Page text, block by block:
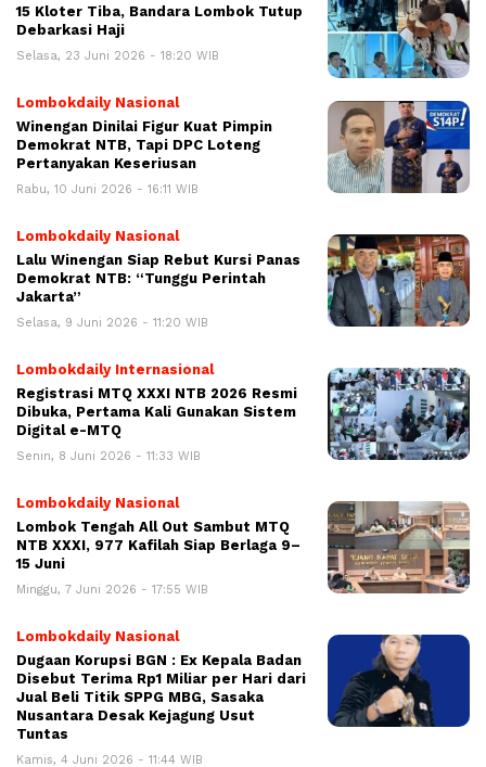
15 Kloter Tiba, Bandara Lombok Tutup
Debarkasi Haji
Selasa, 23 Juni 2026 - 18:20 WIB
Lombokdaily Nasional
Winengan Dinilai Figur Kuat Pimpin
Demokrat NTB, Tapi DPC Loteng
Pertanyakan Keseriusan
Rabu, 10 Juni 2026 - 16:11 WIB
Lombokdaily Nasional
Lalu Winengan Siap Rebut Kursi Panas
Demokrat NTB: “Tunggu Perintah
Jakarta”
Selasa, 9 Juni 2026 - 11:20 WIB
Lombokdaily Internasional
Registrasi MTQ XXXI NTB 2026 Resmi
Dibuka, Pertama Kali Gunakan Sistem
Digital e-MTQ
Senin, 8 Juni 2026 - 11:33 WIB
Lombokdaily Nasional
Lombok Tengah All Out Sambut MTQ
NTB XXXI, 977 Kafilah Siap Berlaga 9–
15 Juni
Minggu, 7 Juni 2026 - 17:55 WIB
Lombokdaily Nasional
Dugaan Korupsi BGN : Ex Kepala Badan
Disebut Terima Rp1 Miliar per Hari dari
Jual Beli Titik SPPG MBG, Sasaka
Nusantara Desak Kejagung Usut
Tuntas
Kamis, 4 Juni 2026 - 11:44 WIB